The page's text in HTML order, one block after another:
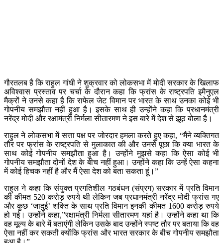
गौरतलब है कि राहुल गांधी ने शुक्रवार को लोकसभा में मोदी सरकार के खिलाफ
अविश्वास प्रस्ताव पर चर्चा के दौरान कहा कि फ्रांस के राष्ट्रपति इमैनुएल
मैक्रों ने उनसे कहा है कि राफेल जेट विमान पर भारत के साथ उनका कोई भी
गोपनीय समझौता नहीं हुआ है। इसके साथ ही उन्होंने कहा कि प्रधानमंत्री
नरेंद्र मोदी और रक्षामंत्री निर्मला सीतारमण ने इस बारे में देश से झूठ बोला है।
राहुल ने लोकसभा में सत्ता पक्ष पर जोरदार हमला करते हुए कहा, “मैंने व्यक्तिगत
तौर पर फ्रांस के राष्ट्रपति से मुलाकात की और उनसे पूछा कि क्या भारत के
साथ कोई गोपनीय समझौता हुआ है। उन्होंने मुझसे कहा कि ऐसा कोई भी
गोपनीय समझौता दोनों देश के बीच नहीं हुआ। उन्होंने कहा कि उन्हें ऐसा कहना
में कोई हिचक नहीं है और मैं ऐसा देश को बता सकता हूं।”
राहुल ने कहा कि संयुक्त प्रगतिशील गठबंधन (संप्रग) सरकार में प्रति विमान
की कीमत 520 करोड़ रुपये थी लेकिन जब प्रधानमंत्री नरेंद्र मोदी फ्रांस गए
और कुछ ‘जादुई’ शक्ति के साथ प्रति विमान इनकी कीमत 1600 करोड़ रुपये
हो गई। उन्होंने कहा,”रक्षामंत्री निर्मला सीतारमण यहां है। उन्होंने कहा था कि
वह मूल्य के बारे में बताएंगी लेकिन उसके बाद उन्होंने स्पष्ट तौर पर बताया कि वह
ऐसा नहीं कर सकती क्योंकि फ्रांस और भारत सरकार के बीच गोपनीय समझौता